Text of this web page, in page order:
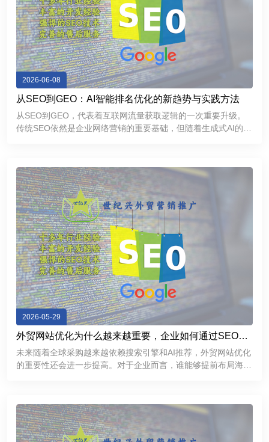
2026-06-08
从SEO到GEO：AI智能排名优化的新趋势与实践方法
从SEO到GEO，代表着互联网流量获取逻辑的一次重要升级。
传统SEO依然是企业网络营销的重要基础，但随着生成式AI的普
2026-05-29
外贸网站优化为什么越来越重要，企业如何通过SEO获
取海外精准客户
未来随着全球采购越来越依赖搜索引擎和AI推荐，外贸网站优化
的重要性还会进一步提高。对于企业而言，谁能够提前布局海外